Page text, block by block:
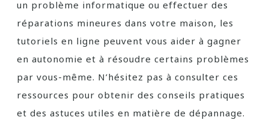
un problème informatique ou effectuer des
réparations mineures dans votre maison, les
tutoriels en ligne peuvent vous aider à gagner
en autonomie et à résoudre certains problèmes
par vous-même. N’hésitez pas à consulter ces
ressources pour obtenir des conseils pratiques
et des astuces utiles en matière de dépannage.